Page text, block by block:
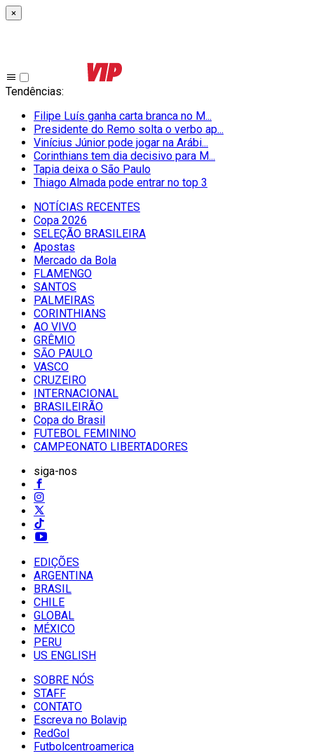
×
Tendências:
Filipe Luís ganha carta branca no M...
Presidente do Remo solta o verbo ap...
Vinícius Júnior pode jogar na Arábi...
Corinthians tem dia decisivo para M...
Tapia deixa o São Paulo
Thiago Almada pode entrar no top 3
NOTÍCIAS RECENTES
Copa 2026
SELEÇÃO BRASILEIRA
Apostas
Mercado da Bola
FLAMENGO
SANTOS
PALMEIRAS
CORINTHIANS
AO VIVO
GRÊMIO
SĀO PAULO
VASCO
CRUZEIRO
INTERNACIONAL
BRASILEIRÃO
Copa do Brasil
FUTEBOL FEMININO
CAMPEONATO LIBERTADORES
siga-nos
EDIÇÕES
ARGENTINA
BRASIL
CHILE
GLOBAL
MÉXICO
PERU
US ENGLISH
SOBRE NÓS
STAFF
CONTATO
Escreva no Bolavip
RedGol
Futbolcentroamerica